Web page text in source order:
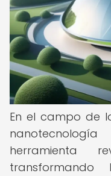
En el campo de
herramienta